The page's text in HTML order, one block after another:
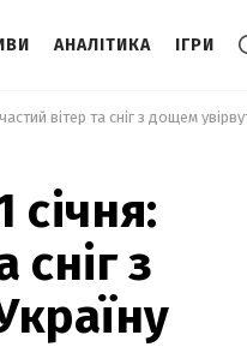
АНАЛІТИКА ІГРИ
січня:
сніг з